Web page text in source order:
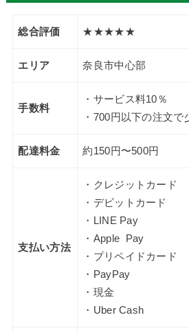
総合評価 ★★★★★
エリア 奈良市中心部
手数料
・サービス料10％
・700円以下の注文
配達料金 約150円〜500円
支払い方法
・クレジットカード
・デビットカード
・LINE Pay
・Apple Pay
・プリペイドカード
・PayPay
・現金
・Uber Cash